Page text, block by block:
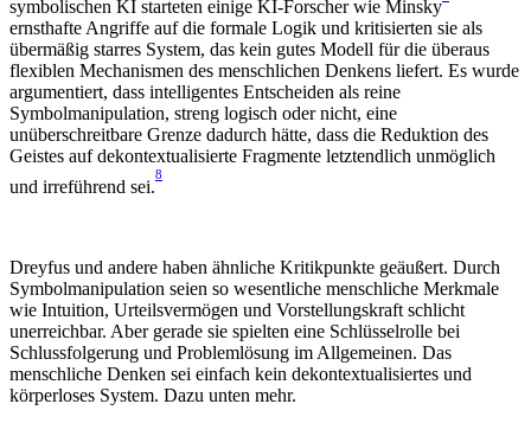
symbolischen KI starteten einige KI-Forscher wie Minsky
ernsthafte Angriffe auf die formale Logik und kritisierten sie als
übermäßig starres System, das kein gutes Modell für die überaus
flexiblen Mechanismen des menschlichen Denkens liefert. Es wurde
argumentiert, dass intelligentes Entscheiden als reine
Symbolmanipulation, streng logisch oder nicht, eine
unüberschreitbare Grenze dadurch hätte, dass die Reduktion des
Geistes auf dekontextualisierte Fragmente letztendlich unmöglich
und irreführend sei.
8
Dreyfus und andere haben ähnliche Kritikpunkte geäußert. Durch
Symbolmanipulation seien so wesentliche menschliche Merkmale
wie Intuition, Urteilsvermögen und Vorstellungskraft schlicht
unerreichbar. Aber gerade sie spielten eine Schlüsselrolle bei
Schlussfolgerung und Problemlösung im Allgemeinen. Das
menschliche Denken sei einfach kein dekontextualisiertes und
körperloses System. Dazu unten mehr.